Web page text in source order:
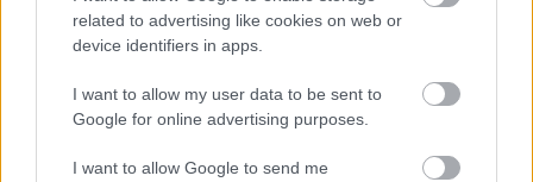
related to advertising like cookies on web or
device identifiers in apps.
I want to allow my user data to be sent to
Google for online advertising purposes.
I want to allow Google to send me